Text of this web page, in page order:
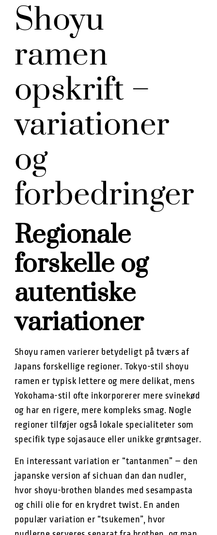
Shoyu
ramen
opskrift –
variationer
og
forbedringer
Regionale
forskelle og
autentiske
variationer
Shoyu ramen varierer betydeligt på tværs af
Japans forskellige regioner. Tokyo-stil shoyu
ramen er typisk lettere og mere delikat, mens
Yokohama-stil ofte inkorporerer mere svinekød
og har en rigere, mere kompleks smag. Nogle
regioner tilføjer også lokale specialiteter som
specifik type sojasauce eller unikke grøntsager.
En interessant variation er “tantanmen” – den
japanske version af sichuan dan dan nudler,
hvor shoyu-brothen blandes med sesampasta
og chili olie for en krydret twist. En anden
populær variation er “tsukemen”, hvor